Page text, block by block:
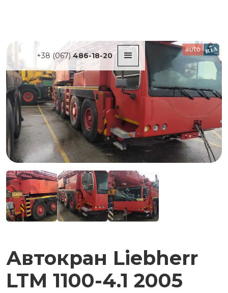
+38 (067)486-18-20
Автокран Liebherr
LTM 1100-4.1 2005